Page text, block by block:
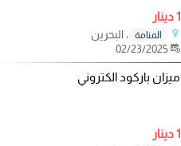
1 دينار
المنامة
، البحرين
ميزان باركود الكتروني
1 دينار